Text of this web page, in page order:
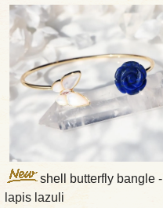
shell butterfly bangle -
lapis lazuli